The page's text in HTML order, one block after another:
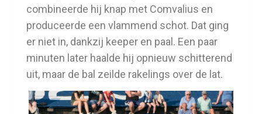
combineerde hij knap met Comvalius en
produceerde een vlammend schot. Dat ging
er niet in, dankzij keeper en paal. Een paar
minuten later haalde hij opnieuw schitterend
uit, maar de bal zeilde rakelings over de lat.